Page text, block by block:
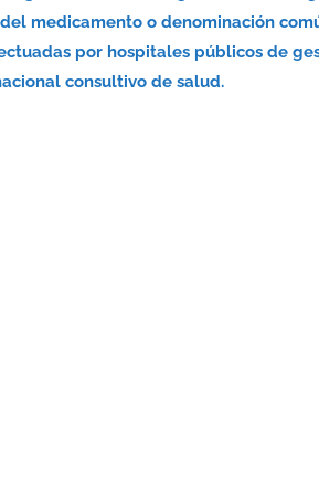
medicamento o denominación
por hospitales públicos de
consultivo de salud.